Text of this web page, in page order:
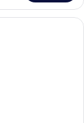
équipée